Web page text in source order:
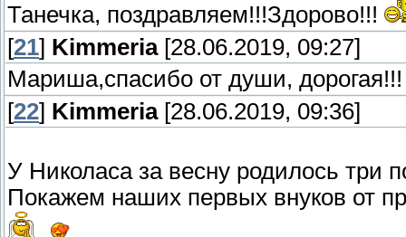
Танечка, поздравляем!!!Здорово!!!
[21] Kimmeria[28.06.2019, 09:27]
Мариша,спасибо от души, дорогая!!!
[22] Kimmeria[28.06.2019, 09:36]
У Николаса за весну родилось три
Покажем наших первых внуков от